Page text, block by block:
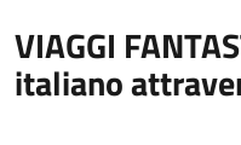
VIAGGI
italiano